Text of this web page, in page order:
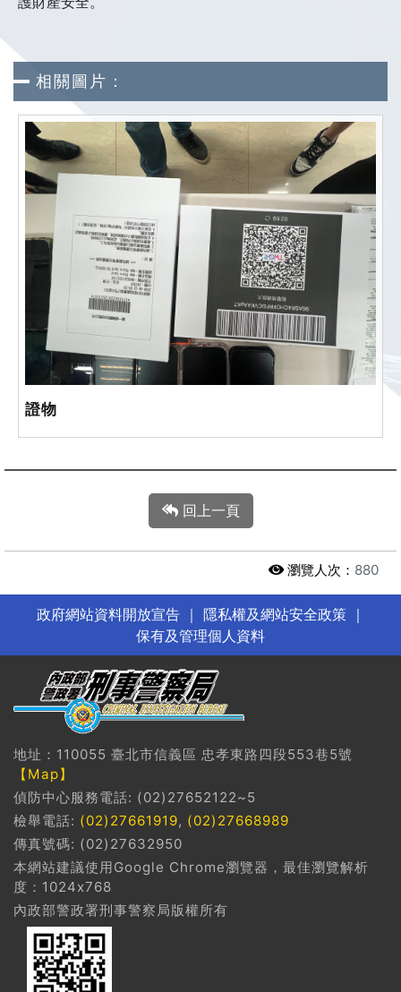
相關圖片：
證物
回上一頁
瀏覽人次： 880
政府網站資料開放宣告｜ 隱私權及網站安全政策｜
保有及管理個人資料
地址：110055 臺北市信義區 忠孝東路四段553巷5號
【Map】
偵防中心服務電話: (02)27652122~5
檢舉電話: (02)27661919, (02)27668989
傳真號碼: (02)27632950
本網站建議使用Google Chrome瀏覽器，最佳瀏覽解析
度：1024x768
內政部警政署刑事警察局版權所有